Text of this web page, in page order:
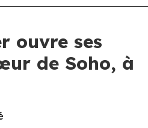
ouvre ses
de Soho, à